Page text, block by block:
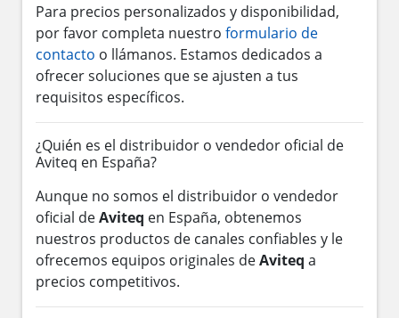
Para precios personalizados y disponibilidad,
por favor completa nuestro formulario de
contacto o llámanos. Estamos dedicados a
ofrecer soluciones que se ajusten a tus
requisitos específicos.
¿Quién es el distribuidor o vendedor oficial de
Aviteq en España?
Aunque no somos el distribuidor o vendedor
oficial deAviteq en España, obtenemos
nuestros productos de canales confiables y le
ofrecemos equipos originales deAviteq a
precios competitivos.